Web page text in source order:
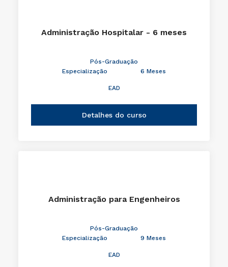
Administração Hospitalar - 6 meses
Pós-Graduação
Especialização
6 Meses
EAD
Detalhes do curso
Administração para Engenheiros
Pós-Graduação
Especialização
9 Meses
EAD